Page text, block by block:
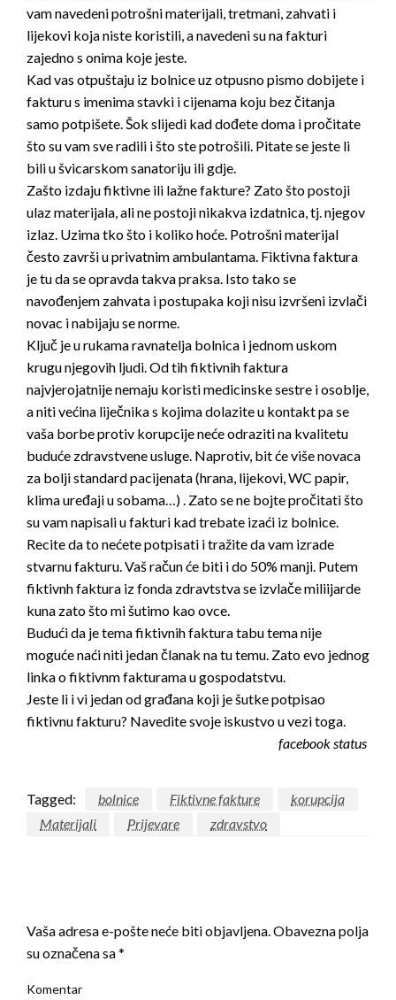
vam navedeni potrošni materijali, tretmani, zahvati i
lijekovi koja niste koristili, a navedeni su na fakturi
zajedno s onima koje jeste.
Kad vas otpuštaju iz bolnice uz otpusno pismo dobijete i
fakturu s imenima stavki i cijenama koju bez čitanja
samo potpišete. Šok slijedi kad dođete doma i pročitate
što su vam sve radili i što ste potrošili. Pitate se jeste li
bili u švicarskom sanatoriju ili gdje.
Zašto izdaju fiktivne ili lažne fakture? Zato što postoji
ulaz materijala, ali ne postoji nikakva izdatnica, tj. njegov
izlaz. Uzima tko što i koliko hoće. Potrošni materijal
često završi u privatnim ambulantama. Fiktivna faktura
je tu da se opravda takva praksa. Isto tako se
navođenjem zahvata i postupaka koji nisu izvršeni izvlači
novac i nabijaju se norme.
Ključ je u rukama ravnatelja bolnica i jednom uskom
krugu njegovih ljudi. Od tih fiktivnih faktura
najvjerojatnije nemaju koristi medicinske sestre i osoblje,
a niti većina liječnika s kojima dolazite u kontakt pa se
vaša borbe protiv korupcije neće odraziti na kvalitetu
buduće zdravstvene usluge. Naprotiv, bit će više novaca
za bolji standard pacijenata (hrana, lijekovi, WC papir,
klima uređaji u sobama…) . Zato se ne bojte pročitati što
su vam napisali u fakturi kad trebate izaći iz bolnice.
Recite da to nećete potpisati i tražite da vam izrade
stvarnu fakturu. Vaš račun će biti i do 50% manji. Putem
fiktivnh faktura iz fonda zdravtstva se izvlače miliijarde
kuna zato što mi šutimo kao ovce.
Budući da je tema fiktivnih faktura tabu tema nije
moguće naći niti jedan članak na tu temu. Zato evo jednog
linka o fiktivnm fakturama u gospodatstvu.
Jeste li i vi jedan od građana koji je šutke potpisao
fiktivnu fakturu? Navedite svoje iskustvo u vezi toga.
facebook status
Tagged: bolnice Fiktivne fakture
korupcija
Materijali
Prijevare zdravstvo
Vaša adresa e-pošte neće biti objavljena. Obavezna polja
su označena sa*
Komentar